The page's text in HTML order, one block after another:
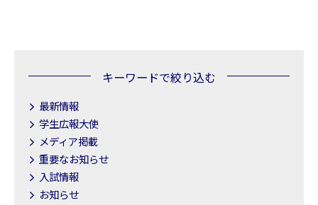
キーワードで絞り込む
最新情報
学生広報大使
メディア掲載
重要なお知らせ
入試情報
お知らせ